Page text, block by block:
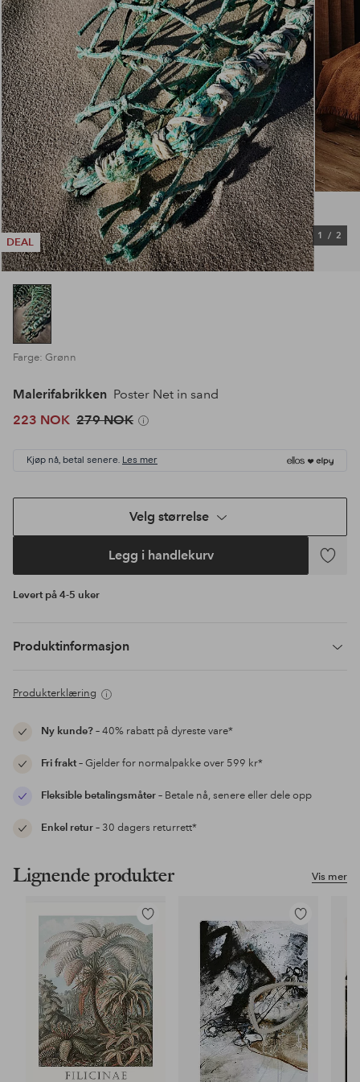
DEAL
1 / 2
Farge: Grønn
Malerifabrikken Poster Net in sand
223 NOK 279 NOK
Kjøp nå, betal senere. Les mer
Velg størrelse
Legg i handlekurv
Legg
Levert på 4-5 uker
Produktinformasjon
Produkterklæring
Ny kunde?– 40% rabatt på dyreste vare*
Fri frakt– Gjelder for normalpakke over 599 kr*
Fleksible betalingsmåter– Betale nå, senere eller dele opp
Enkel retur– 30 dagers returrett*
Vis mer
Lignende produkter
Legg
til
favoritter
Legg
til
favoritter